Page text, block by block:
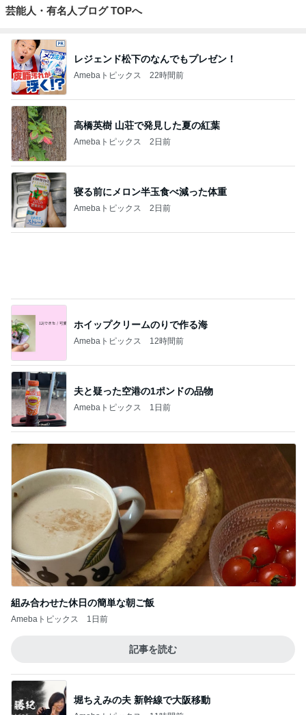
組み合わせた休日の簡単な朝ご飯
Amebaトピックス 1日前
記事を読む
Amebaトピックス 11時間前
Amebaトピックス 1日前
普通の子のママになりたかった本音
Amebaトピックス
Amebaトピックス 14時間前
記事を読む